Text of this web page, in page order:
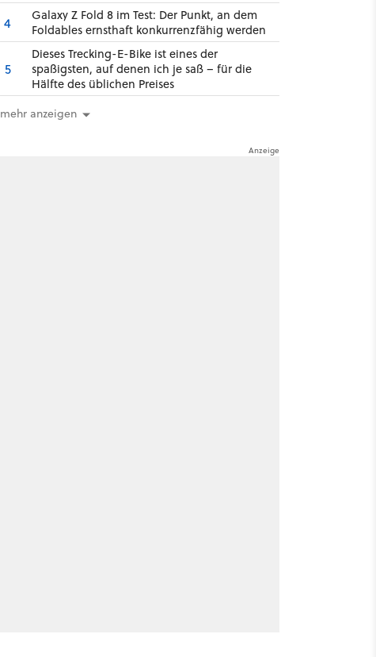
4
Galaxy Z Fold 8 im Test: Der Punkt, an dem
Foldables ernsthaft konkurrenzfähig werden
5
Dieses Trecking-E-Bike ist eines der
spaßigsten, auf denen ich je saß – für die
Hälfte des üblichen Preises
mehr anzeigen